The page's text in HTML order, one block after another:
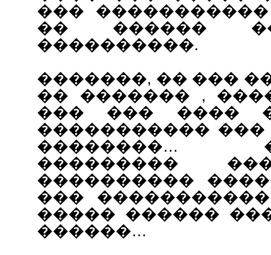
���
�� ������
����������.
�������, �� ���
�� ������� ,
��� ��� ����
�����������
��������…
���������
����������
���
����� ������
������…